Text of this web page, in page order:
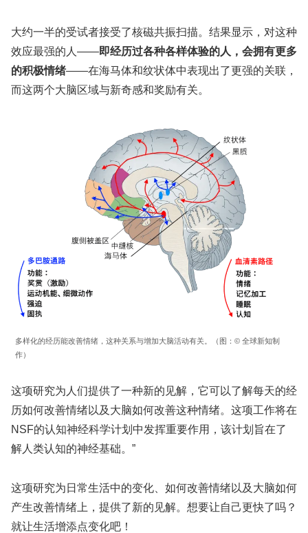
大约一半的受试者接受了核磁共振扫描。结果显示，对这种
效应最强的人——即经历过各种各样体验的人，会拥有更多
的积极情绪——在海马体和纹状体中表现出了更强的关联，
而这两个大脑区域与新奇感和奖励有关。
多样化的经历能改善情绪，这种关系与增加大脑活动有关。（图：© 全球新知制
作）
这项研究为人们提供了一种新的见解，它可以了解每天的经
历如何改善情绪以及大脑如何改善这种情绪。这项工作将在
NSF的认知神经科学计划中发挥重要作用，该计划旨在了
解人类认知的神经基础。”
这项研究为日常生活中的变化、如何改善情绪以及大脑如何
产生改善情绪上，提供了新的见解。想要让自己更快了吗？
就让生活增添点变化吧！